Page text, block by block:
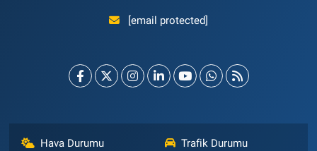
[email protected]
Hava Durumu Trafik Durumu